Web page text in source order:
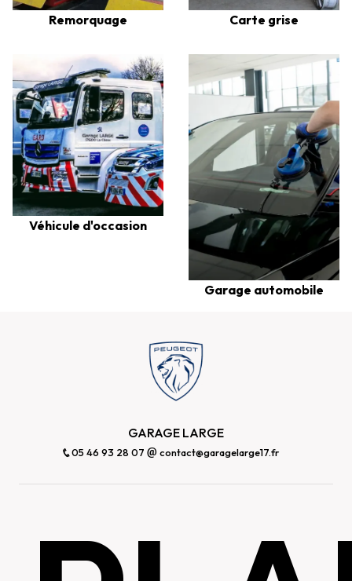
Remorquage Carte grise
Véhicule d'occasion
Garage automobile
GARAGE LARGE
05 46 93 28 07 contact@garagelarge17.fr